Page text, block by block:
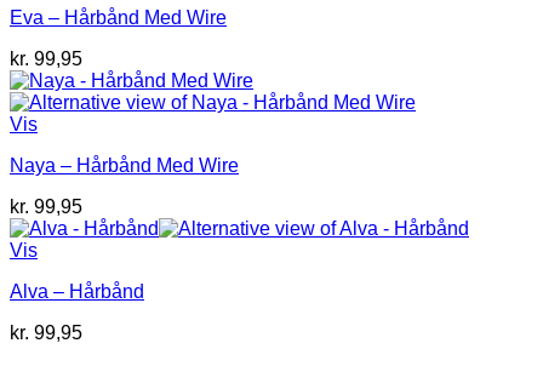
Eva – Hårbånd Med Wire
kr. 99,95
Vis
Naya – Hårbånd Med Wire
kr. 99,95
Vis
Alva – Hårbånd
kr. 99,95